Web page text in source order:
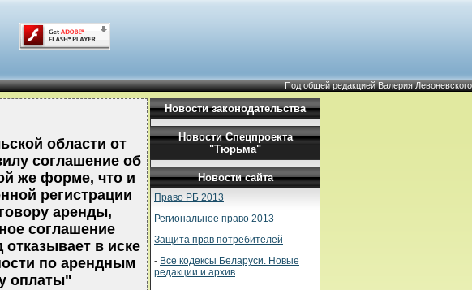
Под общей редакцией Валерия Левоневского
области от
соглашение об
же форме, что и
регистрации
аренды,
соглашение
в иске
по арендным
оплаты"
Новости законодательства
Новости Спецпроекта
"Тюрьма"
Новости сайта
Право РБ 2013
Региональное право 2013
Защита прав потребителей
- Все кодексы Беларуси. Новые
редакции и архив